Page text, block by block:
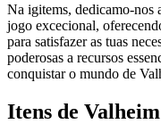
Na igitems, dedicamo-nos
jogo excecional,
para satisfazer as tuas
poderosas a recursos
conquistar o mundo de
Itens de